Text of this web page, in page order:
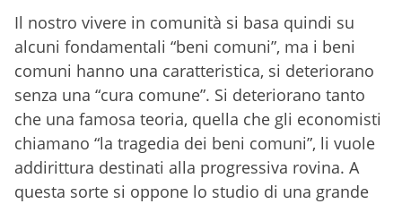
Il nostro vivere in comunità si basa quindi su
alcuni fondamentali “beni comuni”, ma i beni
comuni hanno una caratteristica, si deteriorano
senza una “cura comune”. Si deteriorano tanto
che una famosa teoria, quella che gli economisti
chiamano “la tragedia dei beni comuni”, li vuole
addirittura destinati alla progressiva rovina. A
questa sorte si oppone lo studio di una grande